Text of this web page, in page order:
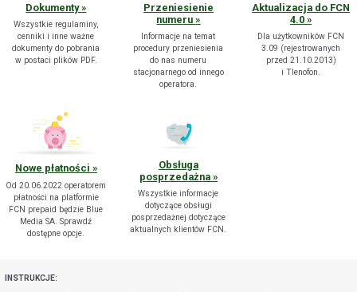
POKAŻ WSZYSTKIE ZGODY
ZAŁÓŻ KONTO
Dokumenty
Wszystkie regulaminy,
cenniki i inne ważne
dokumenty do pobrania
w postaci plików PDF.
Przeniesienie
numeru
Informacje na temat
procedury przeniesienia
do nas numeru
stacjonarnego od innego
operatora.
Aktualizacja do FCN
4.0
Dla użytkowników FCN
3.09 (rejestrowanych
przed 21.10.2013)
i Tlenofon.
Nowe płatności
Od 20.06.2022 operatorem
płatności na platformie
FCN prepaid będzie Blue
Media SA. Sprawdź
dostępne opcje.
Obsługa
posprzedażna
Wszystkie informacje
dotyczące obsługi
posprzedażnej dotyczące
aktualnych klientów FCN.
INSTRUKCJE: